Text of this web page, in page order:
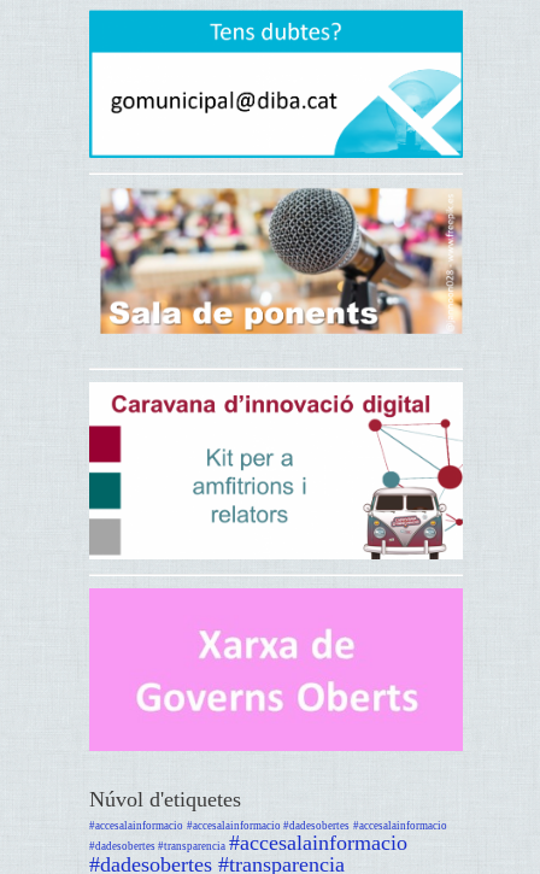
Núvol d'etiquetes
#accesalainformacio #accesalainformacio #dadesobertes #accesalainformacio
#dadesobertes #transparencia #accesalainformacio
#dadesobertes #transparencia